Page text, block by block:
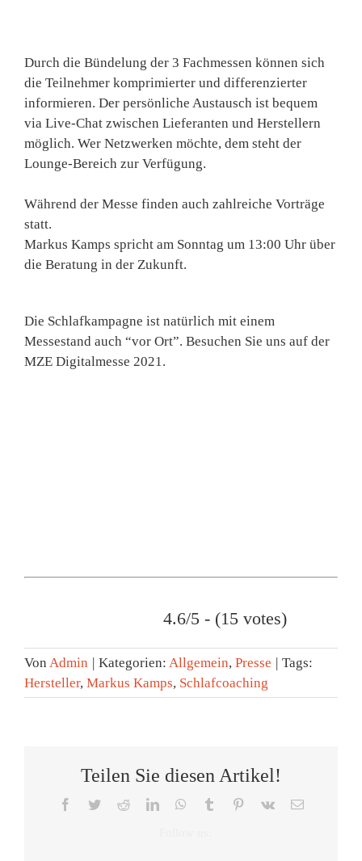
Durch die Bündelung der 3 Fachmessen können sich
die Teilnehmer komprimierter und differenzierter
informieren. Der persönliche Austausch ist bequem
via Live-Chat zwischen Lieferanten und Herstellern
möglich. Wer Netzwerken möchte, dem steht der
Lounge-Bereich zur Verfügung.
Während der Messe finden auch zahlreiche Vorträge
statt.
Markus Kamps spricht am Sonntag um 13:00 Uhr über
die Beratung in der Zukunft.
Die Schlafkampagne ist natürlich mit einem
Messestand auch “vor Ort”. Besuchen Sie uns auf der
MZE Digitalmesse 2021.
4.6/5 - (15 votes)
Von Admin Kategorien: Allgemein, Presse
Tags:
Hersteller, Markus Kamps, Schlafcoaching
Teilen Sie diesen Artikel!
Facebook
TwitterRedditLinkedInWhatsApp
Tumblr Pinterest
Vk
E-